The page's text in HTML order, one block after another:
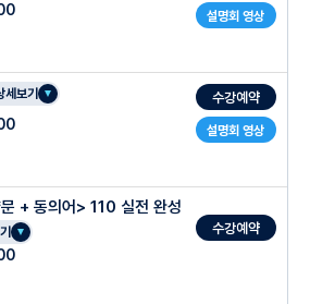
설명회 영상
설명회 영상
세보기 수강예약
+ 동의어> 110 실전 완성
수강예약